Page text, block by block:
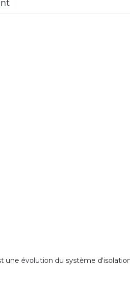
une évolution du système